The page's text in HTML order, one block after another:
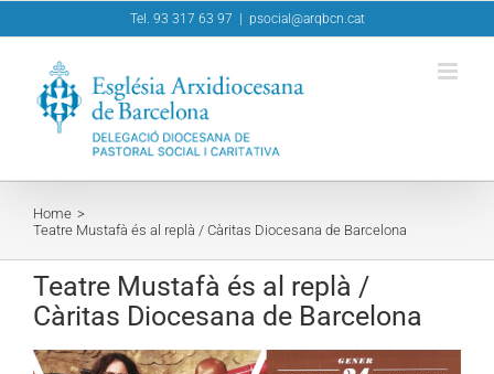
to
Tel. 93 317 63 97 psocial@arqbcn.cat
Home
Teatre Mustafà és al replà / Càritas Diocesana de Barcelona
Teatre Mustafà és al replà /
Càritas Diocesana de Barcelona
View